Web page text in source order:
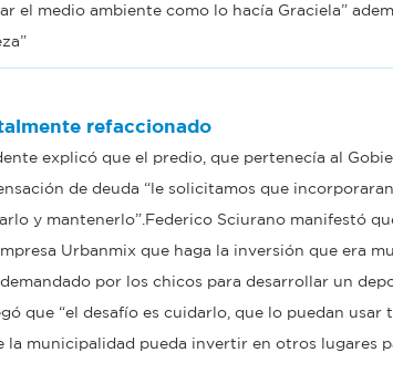
el medio ambiente como lo hacía Graciela”
refaccionado
explicó que el predio, que pertenecía al
de deuda “le solicitamos que
y mantenerlo”.Federico Sciurano manifestó
Urbanmix que haga la inversión que era
por los chicos para desarrollar un
que “el desafío es cuidarlo, que lo puedan usar
municipalidad pueda invertir en otros lugares